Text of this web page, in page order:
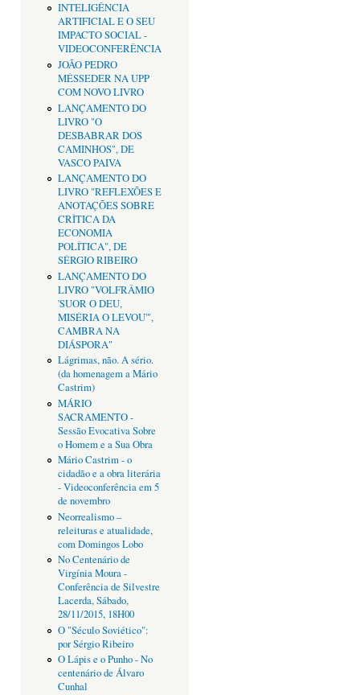
INTELIGÊNCIA
ARTIFICIAL E O SEU
IMPACTO SOCIAL -
VIDEOCONFERÊNCIA
JOÃO PEDRO
MÉSSEDER NA UPP
COM NOVO LIVRO
LANÇAMENTO DO
LIVRO "O
DESBABRAR DOS
CAMINHOS", DE
VASCO PAIVA
LANÇAMENTO DO
LIVRO "REFLEXÕES E
ANOTAÇÕES SOBRE
CRÌTICA DA
ECONOMIA
POLÍTICA", DE
SÉRGIO RIBEIRO
LANÇAMENTO DO
LIVRO "VOLFRÂMIO
'SUOR O DEU,
MISÉRIA O LEVOU'",
CAMBRA NA
DIÁSPORA"
Lágrimas, não. A sério.
(da homenagem a Mário
Castrim)
MÁRIO
SACRAMENTO -
Sessão Evocativa Sobre
o Homem e a Sua Obra
Mário Castrim - o
cidadão e a obra literária
- Videoconferência em 5
de novembro
Neorrealismo –
releituras e atualidade,
com Domingos Lobo
No Centenário de
Virgínia Moura -
Conferência de Silvestre
Lacerda, Sábado,
28/11/2015, 18H00
O "Século Soviético":
por Sérgio Ribeiro
O Lápis e o Punho - No
centenário de Álvaro
Cunhal